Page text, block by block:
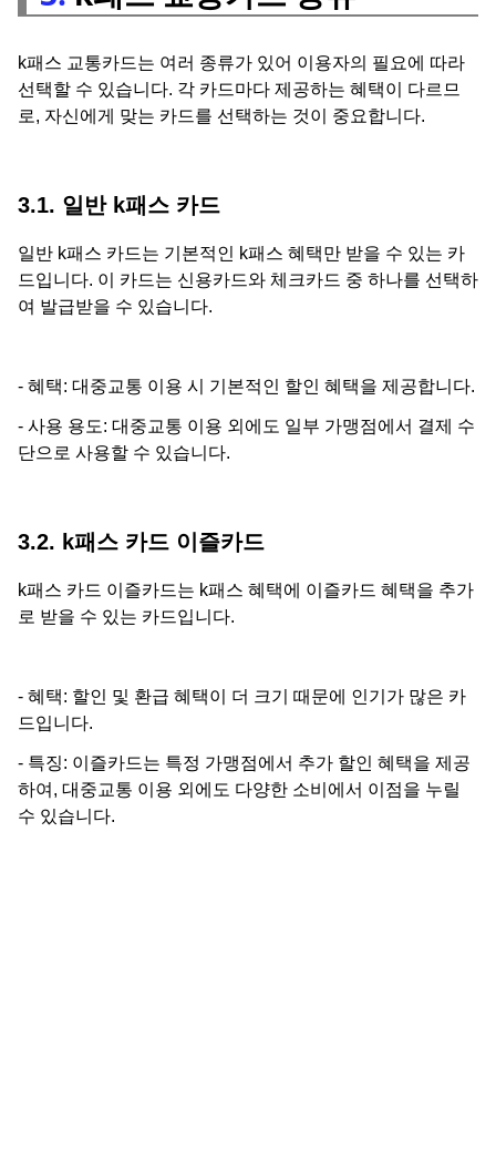
k패스 교통카드는 여러 종류가 있어 이용자의 필요에 따라
선택할 수 있습니다. 각 카드마다 제공하는 혜택이 다르므
로, 자신에게 맞는 카드를 선택하는 것이 중요합니다.
3.1. 일반 k패스 카드
일반 k패스 카드는 기본적인 k패스 혜택만 받을 수 있는 카
드입니다. 이 카드는 신용카드와 체크카드 중 하나를 선택하
여 발급받을 수 있습니다.
- 혜택: 대중교통 이용 시 기본적인 할인 혜택을 제공합니다.
- 사용 용도: 대중교통 이용 외에도 일부 가맹점에서 결제 수
단으로 사용할 수 있습니다.
3.2. k패스 카드 이즐카드
k패스 카드 이즐카드는 k패스 혜택에 이즐카드 혜택을 추가
로 받을 수 있는 카드입니다.
- 혜택: 할인 및 환급 혜택이 더 크기 때문에 인기가 많은 카
드입니다.
- 특징: 이즐카드는 특정 가맹점에서 추가 할인 혜택을 제공
하여, 대중교통 이용 외에도 다양한 소비에서 이점을 누릴
수 있습니다.